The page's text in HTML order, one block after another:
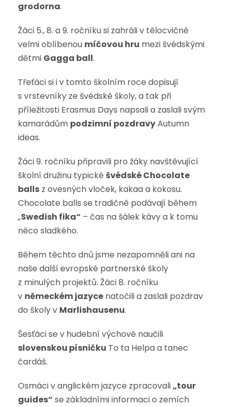
grodorna.
Žáci 5., 8. a 9. ročníku si zahráli v tělocvičně
velmi oblíbenou míčovou hru mezi švédskými
dětmi Gagga ball.
Třeťáci si i v tomto školním roce dopisují
s vrstevníky ze švédské školy, a tak při
příležitosti Erasmus Days napsali a zaslali svým
kamarádům podzimní pozdravyAutumn
ideas.
Žáci 9. ročníku připravili pro žáky navštěvující
školní družinu typické švédské Chocolate
balls z ovesných vloček, kakaa a kokosu.
Chocolate balls se tradičně podávají během
„Swedish fika“ – čas na šálek kávy a k tomu
něco sladkého.
Během těchto dnů jsme nezapomněli ani na
naše další evropské partnerské školy
z minulých projektů. Žáci 8. ročníku
v německém jazyce natočili a zaslali pozdrav
do školy v Marlishausenu.
Šesťáci se v hudební výchově naučili
slovenskou písničku To ta Helpa a tanec
čardáš.
Osmáci v anglickém jazyce zpracovali„tour
guides“ se základními informaci o zemích